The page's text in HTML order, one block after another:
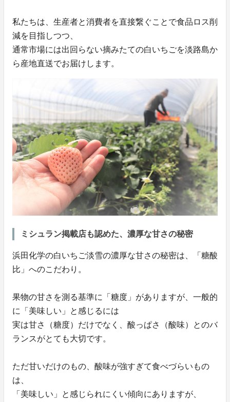
私たちは、生産者と消費者を直接繋ぐことで食品ロス削
減を目指しつつ、
通常市場には出回らない摘みたての白いちごを淡路島か
ら産地直送でお届けします。
ミシュラン掲載店も認めた、濃厚な甘さの秘密
浜田化学の白いちご淡雪の濃厚な甘さの秘密は、「糖酸
比」へのこだわり。
果物の甘さを測る基準に「糖度」がありますが、一般的
に「美味しい」と感じるには
実は甘さ（糖度）だけでなく、酸っぱさ（酸味）とのバ
ランスがとても大切です。
ただ甘いだけのもの、酸味が強すぎて食べづらいもの
は、
「美味しい」と感じられにくい傾向にありますが、